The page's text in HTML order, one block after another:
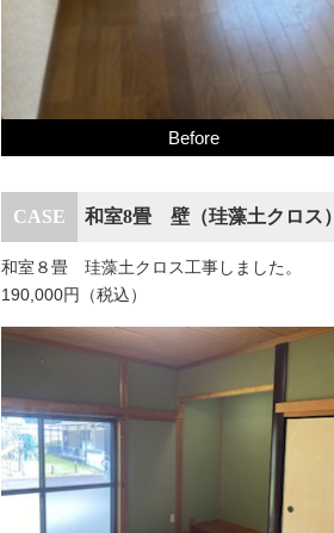
Before
和室8畳 壁（珪藻土クロス）
和室８畳 珪藻土クロス工事しました。
190,000円（税込）